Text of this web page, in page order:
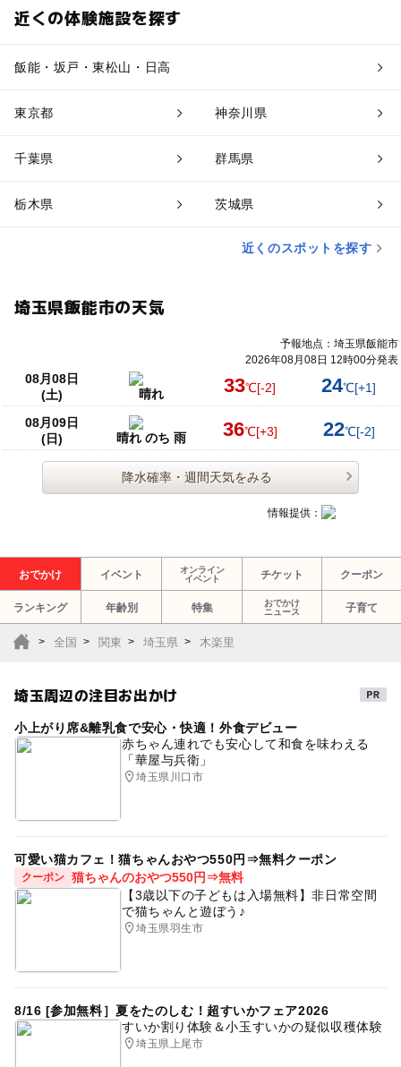
近くの体験施設を探す
飯能・坂戸・東松山・日高
東京都 神奈川県
千葉県 群馬県
栃木県 茨城県
近くのスポットを探す
埼玉県飯能市の天気
予報地点：埼玉県飯能市
2026年08月08日 12時00分発表
08月08日
(土)
晴れ 33℃[-2] 24℃[+1]
08月09日
(日)
晴れ のち 雨 36℃[+3] 22℃[-2]
降水確率・週間天気をみる
情報提供：
おでかけ イベント
オンライン
イベント
チケット クーポン
ランキング 年齢別 特集
おでかけ
ニュース
子育て
全国 関東 埼玉県 木楽里
埼玉周辺の注目お出かけ
小上がり席&離乳食で安心・快適！外食デビュー
赤ちゃん連れでも安心して和食を味わえる
「華屋与兵衛」
埼玉県川口市
可愛い猫カフェ！猫ちゃんおやつ550円⇒無料クーポン
クーポン 猫ちゃんのおやつ550円⇒無料
【3歳以下の子どもは入場無料】非日常空間
で猫ちゃんと遊ぼう♪
埼玉県羽生市
8/16 [参加無料］夏をたのしむ！超すいかフェア2026
すいか割り体験＆小玉すいかの疑似収穫体験
埼玉県上尾市